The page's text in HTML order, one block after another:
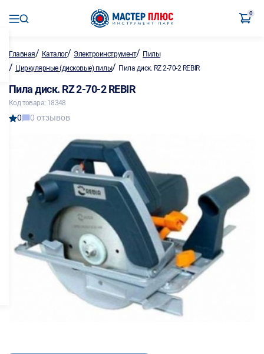
0
Главная/ Каталог/ Электроинструмент/ Пилы
/ Циркулярные (дисковые) пилы/ Пила диск. RZ 2-70-2 REBIR
Пила диск. RZ 2-70-2 REBIR
Код товара: 18348
0 0 отзывов